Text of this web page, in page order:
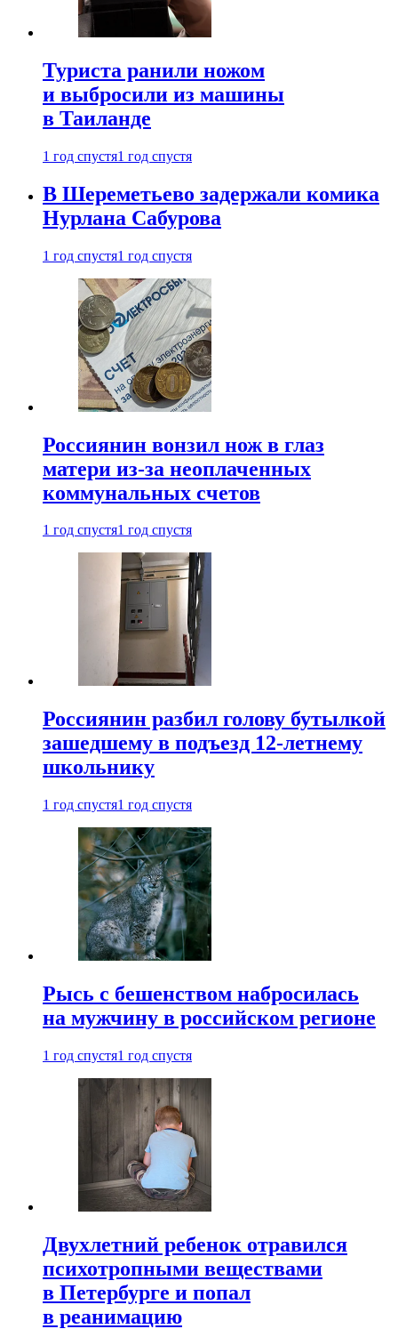
Туриста ранили ножом
и выбросили из машины
в Таиланде
1 год спустя1 год спустя
В Шереметьево задержали комика
Нурлана Сабурова
1 год спустя1 год спустя
Россиянин вонзил нож в глаз
матери из-за неоплаченных
коммунальных счетов
1 год спустя1 год спустя
Россиянин разбил голову бутылкой
зашедшему в подъезд 12-летнему
школьнику
1 год спустя1 год спустя
Рысь с бешенством набросилась
на мужчину в российском регионе
1 год спустя1 год спустя
Двухлетний ребенок отравился
психотропными веществами
в Петербурге и попал
в реанимацию